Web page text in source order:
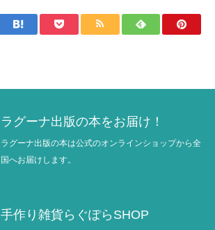
ラグーナ出版の本をお届け！
ラグーナ出版の本は公式のオンラインショップから全
国へお届けします。
手作り雑貨らぐぽらSHOP